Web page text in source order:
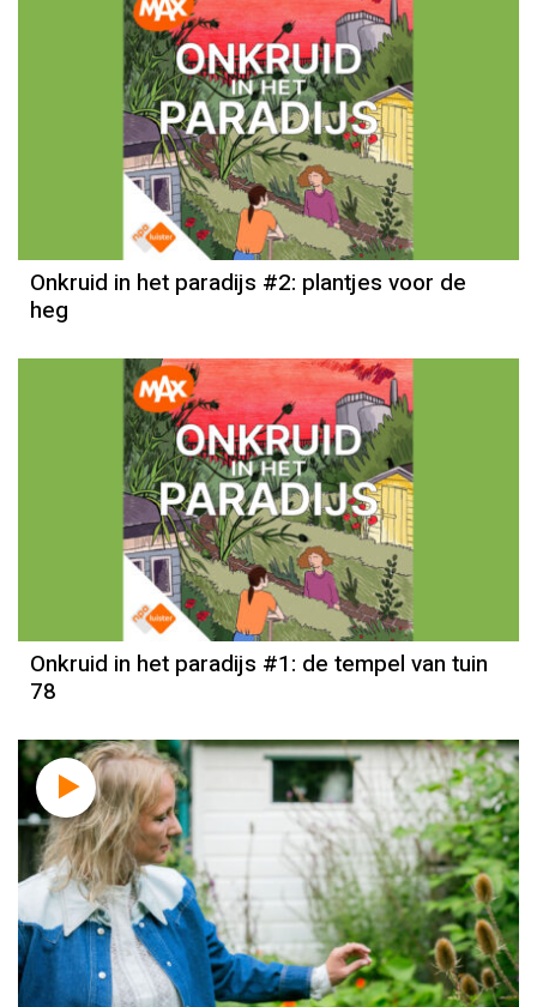
Onkruid in het paradijs #2: plantjes voor de
heg
Onkruid in het paradijs #1: de tempel van tuin
78